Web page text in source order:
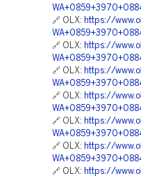
🔗 OLX: https://
🔗 OLX: https://
🔗 OLX: https://
🔗 OLX: https://
🔗 OLX: https://
🔗 OLX: https://
🔗 OLX: https://